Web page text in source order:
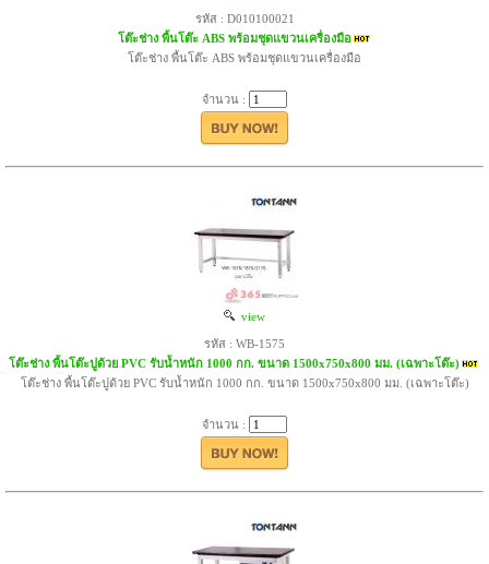
รหัส : D010100021
โต๊ะช่าง พื้นโต๊ะ ABS พร้อมชุดแขวนเครื่องมือ
โต๊ะช่าง พื้นโต๊ะ ABS พร้อมชุดแขวนเครื่องมือ
จำนวน :
view
รหัส : WB-1575
โต๊ะช่าง พื้นโต๊ะปูด้วย PVC รับน้ำหนัก 1000 กก. ขนาด 1500x750x800 มม. (เฉพาะโต๊ะ)
โต๊ะช่าง พื้นโต๊ะปูด้วย PVC รับน้ำหนัก 1000 กก. ขนาด 1500x750x800 มม. (เฉพาะโต๊ะ)
จำนวน :